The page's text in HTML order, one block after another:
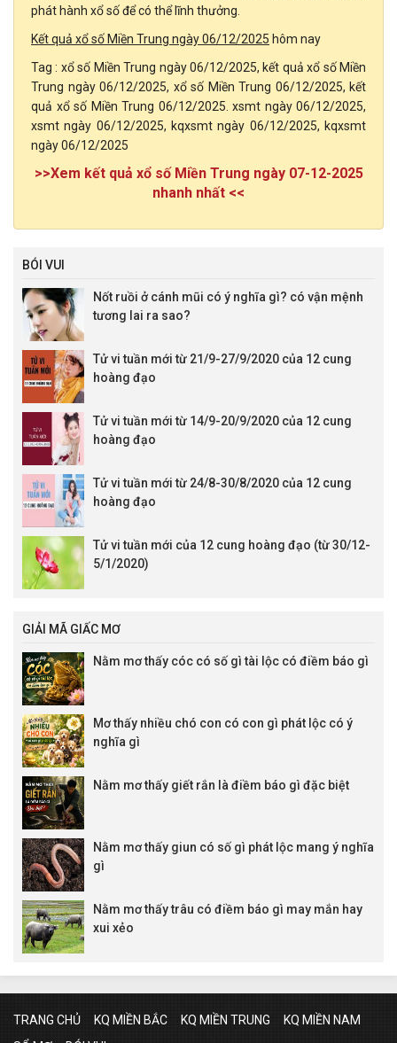
phát hành xổ số để có thể lĩnh thưởng.
Kết quả xổ số Miền Trung ngày 06/12/2025 hôm nay
Tag : xổ số Miền Trung ngày 06/12/2025, kết quả xổ số Miền
Trung ngày 06/12/2025, xổ số Miền Trung 06/12/2025, kết
quả xổ số Miền Trung 06/12/2025. xsmt ngày 06/12/2025,
xsmt ngày 06/12/2025, kqxsmt ngày 06/12/2025, kqxsmt
ngày 06/12/2025
>>Xem kết quả xổ số Miền Trung ngày 07-12-2025
nhanh nhất <<
BÓI VUI
Nốt ruồi ở cánh mũi có ý nghĩa gì? có vận mệnh
tương lai ra sao?
Tử vi tuần mới từ 21/9-27/9/2020 của 12 cung
hoàng đạo
Tử vi tuần mới từ 14/9-20/9/2020 của 12 cung
hoàng đạo
Tử vi tuần mới từ 24/8-30/8/2020 của 12 cung
hoàng đạo
Tử vi tuần mới của 12 cung hoàng đạo (từ 30/12-
5/1/2020)
GIẢI MÃ GIẤC MƠ
Nằm mơ thấy cóc có số gì tài lộc có điềm báo gì
Mơ thấy nhiều chó con có con gì phát lộc có ý
nghĩa gì
Nằm mơ thấy giết rắn là điềm báo gì đặc biệt
Nằm mơ thấy giun có số gì phát lộc mang ý nghĩa
gì
Nằm mơ thấy trâu có điềm báo gì may mắn hay
xui xẻo
TRANG CHỦ KQ MIỀN BẮC KQ MIỀN TRUNG
KQ MIỀN NAM